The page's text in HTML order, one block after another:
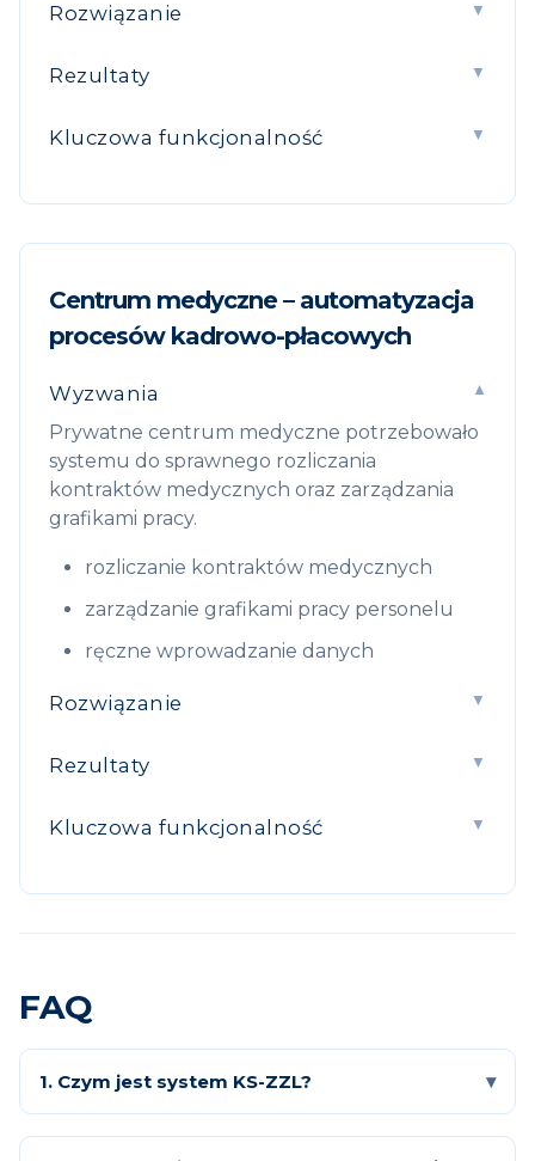
Rozwiązanie
Rezultaty
Kluczowa funkcjonalność
Centrum medyczne – automatyzacja
procesów kadrowo-płacowych
Wyzwania
Prywatne centrum medyczne potrzebowało
systemu do sprawnego rozliczania
kontraktów medycznych oraz zarządzania
grafikami pracy.
rozliczanie kontraktów medycznych
zarządzanie grafikami pracy personelu
ręczne wprowadzanie danych
Rozwiązanie
Rezultaty
Kluczowa funkcjonalność
FAQ
1. Czym jest system KS-ZZL?